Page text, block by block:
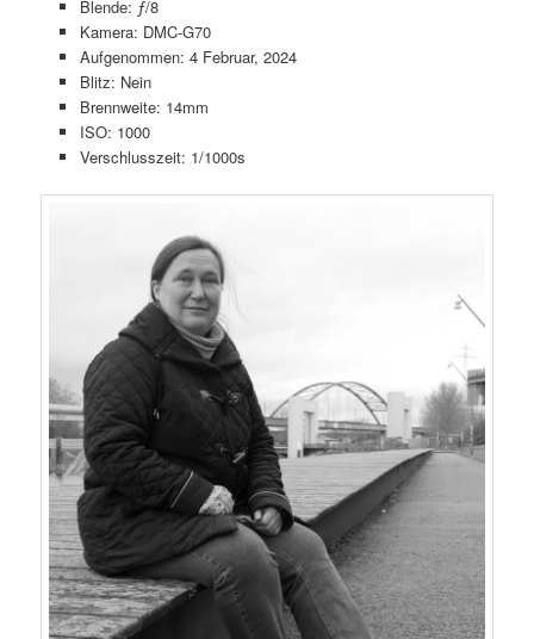
Blende: ƒ/8
Kamera: DMC-G70
Aufgenommen: 4 Februar, 2024
Blitz: Nein
Brennweite: 14mm
ISO: 1000
Verschlusszeit: 1/1000s